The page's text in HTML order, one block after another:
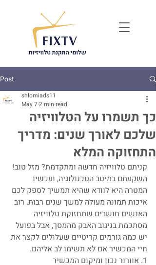
Post
כך תשמרו על הטלוויזיה
שלכם לאורך שנים: מדריך
התחזוקה המלא
shlomiads11
May 7 2 min read
קניתם טלוויזיה חדשה ומתקדמת? מזל טוב!
השקעתם במיטב הטכנולוגיה, ועכשיו
המטרה היא לוודא שהיא תמשיך לספק לכם
איכות תמונה מעולה למשך שנים רבות. רוב
האנשים חושבים שתחזוקת טלוויזיה
מסתכמת בניגוב האבק מהמסך, אבל בפועל
יש כמה גורמים קריטיים שעלולים לקצר את
חיי המכשיר אם לא תשימו לב אליהם.
1. אוורור נכון ומיקום המכשיר